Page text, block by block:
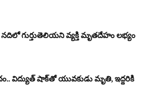
గుర్తుతెలియని వ్యక్తి మృతదేహం లభ్యం
విద్యుత్ షాక్‌తో యువకుడు మృతి, ఇద్దరికి